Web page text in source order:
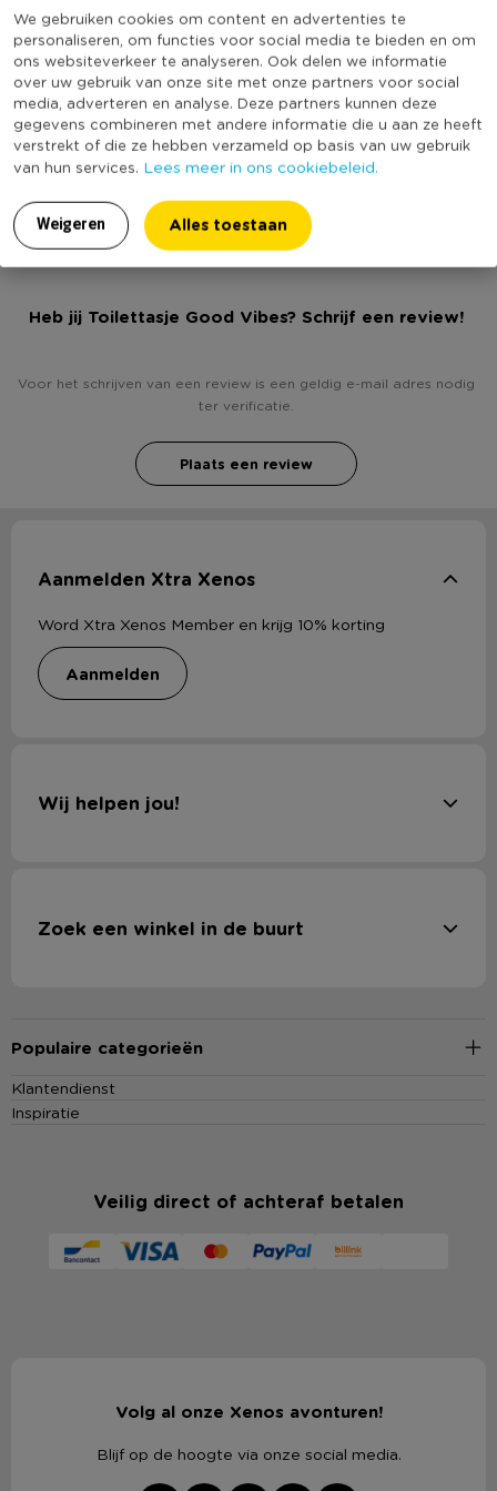
We gebruiken cookies om content en advertenties te
personaliseren, om functies voor social media te bieden en om
ons websiteverkeer te analyseren. Ook delen we informatie
over uw gebruik van onze site met onze partners voor social
media, adverteren en analyse. Deze partners kunnen deze
gegevens combineren met andere informatie die u aan ze heeft
verstrekt of die ze hebben verzameld op basis van uw gebruik
van hun services. Lees meer in ons cookiebeleid.
Weigeren Alles toestaan
* Met leuke graphics
* Voor cosmetica en/of badartikelen
Materiaal
Kunststof
Productbreedte (cm)
9
Producthoogte (cm)
10
Kleur
Multikleur
Productlengte (cm)
23
(Nog) geen score
bekend
Heb jij Toilettasje Good Vibes? Schrijf een review!
Voor het schrijven van een review is een geldig e-mail adres nodig
ter verificatie.
Plaats een review
Aanmelden Xtra Xenos
Word Xtra Xenos Member en krijg 10% korting
aanmelden
Wij helpen jou!
Zoek een winkel in de buurt
Populaire categorieën
Klantendienst
Inspiratie
Veilig direct of achteraf betalen
Volg al onze Xenos avonturen!
Blijf op de hoogte via onze social media.